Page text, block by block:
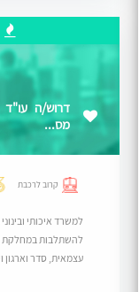
דרוש/ה עו"ד
מס...
קרוב לרכבת
להשתלבות במחלקת
עצמאית, סדר וארגון